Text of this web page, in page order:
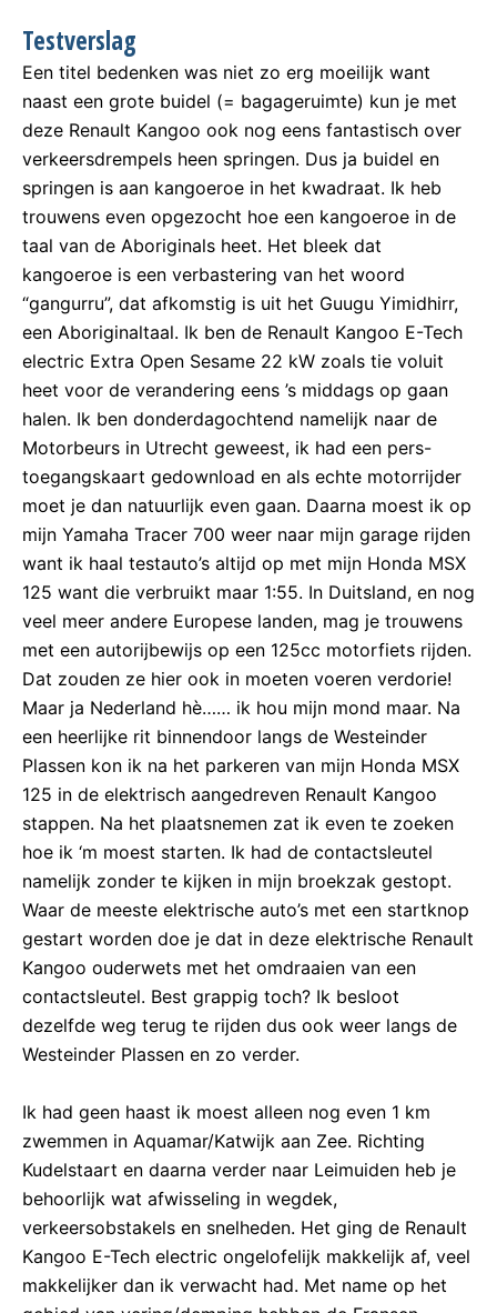
Testverslag
Een titel bedenken was niet zo erg moeilijk want
naast een grote buidel (= bagageruimte) kun je met
deze Renault Kangoo ook nog eens fantastisch over
verkeersdrempels heen springen. Dus ja buidel en
springen is aan kangoeroe in het kwadraat. Ik heb
trouwens even opgezocht hoe een kangoeroe in de
taal van de Aboriginals heet. Het bleek dat
kangoeroe is een verbastering van het woord
“gangurru”, dat afkomstig is uit het Guugu Yimidhirr,
een Aboriginaltaal. Ik ben de Renault Kangoo E-Tech
electric Extra Open Sesame 22 kW zoals tie voluit
heet voor de verandering eens ’s middags op gaan
halen. Ik ben donderdagochtend namelijk naar de
Motorbeurs in Utrecht geweest, ik had een pers-
toegangskaart gedownload en als echte motorrijder
moet je dan natuurlijk even gaan. Daarna moest ik op
mijn Yamaha Tracer 700 weer naar mijn garage rijden
want ik haal testauto’s altijd op met mijn Honda MSX
125 want die verbruikt maar 1:55. In Duitsland, en nog
veel meer andere Europese landen, mag je trouwens
met een autorijbewijs op een 125cc motorfiets rijden.
Dat zouden ze hier ook in moeten voeren verdorie!
Maar ja Nederland hè…… ik hou mijn mond maar. Na
een heerlijke rit binnendoor langs de Westeinder
Plassen kon ik na het parkeren van mijn Honda MSX
125 in de elektrisch aangedreven Renault Kangoo
stappen. Na het plaatsnemen zat ik even te zoeken
hoe ik ‘m moest starten. Ik had de contactsleutel
namelijk zonder te kijken in mijn broekzak gestopt.
Waar de meeste elektrische auto’s met een startknop
gestart worden doe je dat in deze elektrische Renault
Kangoo ouderwets met het omdraaien van een
contactsleutel. Best grappig toch? Ik besloot
dezelfde weg terug te rijden dus ook weer langs de
Westeinder Plassen en zo verder.
Ik had geen haast ik moest alleen nog even 1 km
zwemmen in Aquamar/Katwijk aan Zee. Richting
Kudelstaart en daarna verder naar Leimuiden heb je
behoorlijk wat afwisseling in wegdek,
verkeersobstakels en snelheden. Het ging de Renault
Kangoo E-Tech electric ongelofelijk makkelijk af, veel
makkelijker dan ik verwacht had. Met name op het